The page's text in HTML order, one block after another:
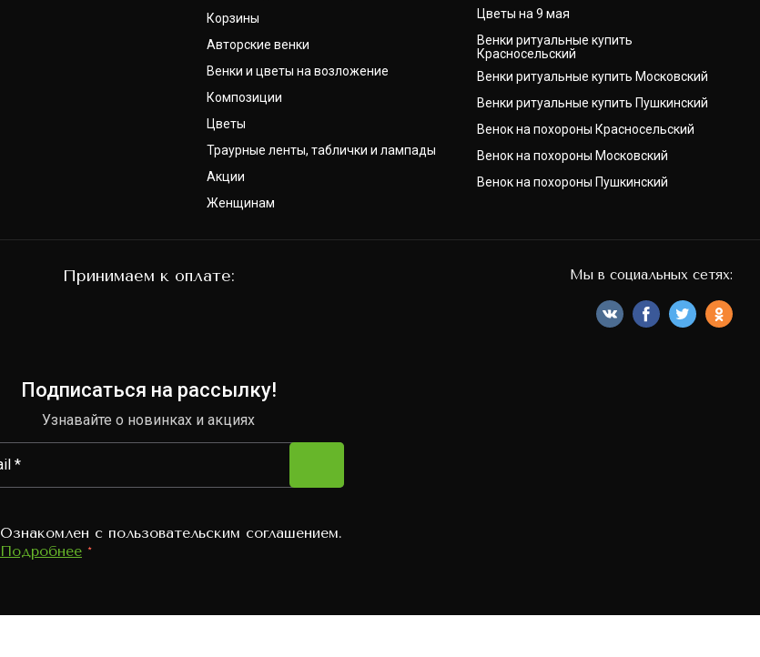
Корзины
Авторские венки
Венки и цветы на возложение
Композиции
Цветы
Траурные ленты, таблички и лампады
Акции
Женщинам
Цветы на 9 мая
Венки ритуальные купить
Красносельский
Венки ритуальные купить Московский
Венки ритуальные купить Пушкинский
Венок на похороны Красносельский
Венок на похороны Московский
Венок на похороны Пушкинский
Принимаем к оплате:
Подписаться на рассылку!
Узнавайте о новинках и акциях
Ознакомлен с пользовательским соглашением.
Подробнее *
Мы в социальных сетях: